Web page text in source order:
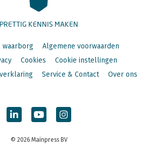
PRETTIG KENNIS MAKEN
waarborg
Algemene voorwaarden
Cookies
Cookie instellingen
Service & Contact Over ons
© 2026 Mainpress BV